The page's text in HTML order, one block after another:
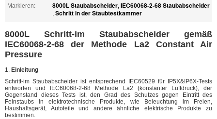
Markieren:
8000L Staubabscheider, IEC60068-2-68 Staubabscheider
, Schritt in der Staubtestkammer
8000L Schritt-im Staubabscheider gemäß
IEC60068-2-68 der Methode La2 Constant Air
Pressure
1. Einleitung
Schritt-im Staubabscheider ist entsprechend IEC60529 für IP5X&IP6X-Tests
entworfen und IEC60068-2-68 Methode La2 (konstanter Luftdruck), der
Gegenstand dieses Tests ist, den Grad des Schutzes gegen Eintritt des
Feinstaubs in elektrotechnische Produkte, wie Beleuchtung im Freien,
Haushaltsgerät, Autoteile und andere ähnliche elektrische Produkte zu
bestimmen.